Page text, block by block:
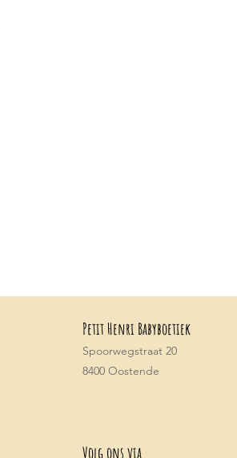
Petit Henri Babyboetiek
Spoorwegstraat 20
8400 Oostende
Volg ons via